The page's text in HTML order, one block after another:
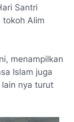
Santri
tokoh Alim
menampilkan
Islam juga
nya turut